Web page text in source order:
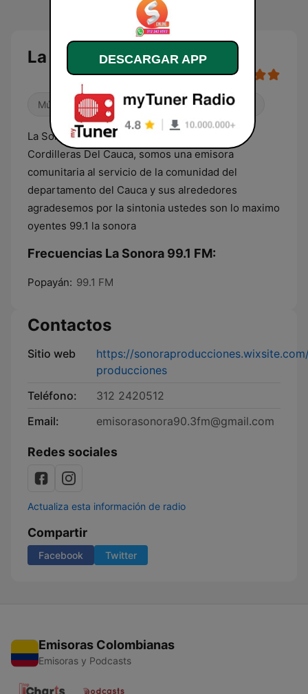
La Sonora 99.1 FM en vivo
Música mexicana Clásica Éxitos clásicos
La Sonora 99.1 fm transmitiendo desde Las
Cordilleras Del Cauca, somos una emisora
comunitaria al servicio de la comunidad del
departamento del Cauca y sus alrededores
agradesemos por la sintonia ustedes son lo maximo
oyentes 99.1 la sonora
Frecuencias La Sonora 99.1 FM:
Popayán: 99.1 FM
Contactos
Sitio web
https://
producciones
Teléfono:
312 2420512
Email:
emisorasonora90.3fm@gmail.com
Redes sociales
Actualiza esta información de radio
Compartir
Facebook Twitter
Emisoras Colombianas
Emisoras y Podcasts
DESCARGAR APP